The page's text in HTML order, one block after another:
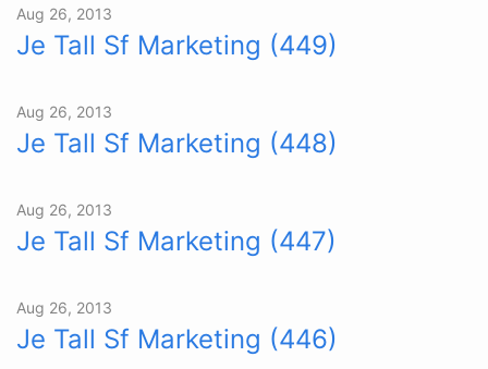
Aug 26, 2013
Je Tall Sf Marketing (449)
Aug 26, 2013
Je Tall Sf Marketing (448)
Aug 26, 2013
Je Tall Sf Marketing (447)
Aug 26, 2013
Je Tall Sf Marketing (446)